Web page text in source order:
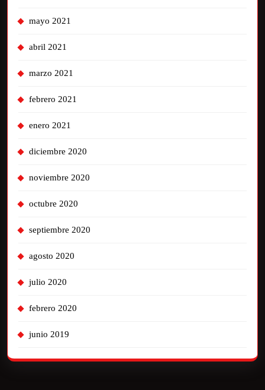
mayo 2021
abril 2021
marzo 2021
febrero 2021
enero 2021
diciembre 2020
noviembre 2020
octubre 2020
septiembre 2020
agosto 2020
julio 2020
febrero 2020
junio 2019